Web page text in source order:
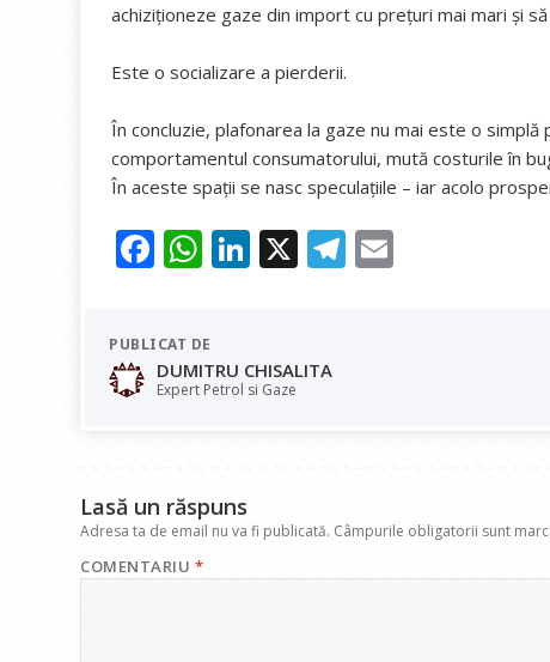
achiziționeze gaze din import cu prețuri mai mari și
Este o socializare a pierderii.
În concluzie, plafonarea la gaze nu mai este o
comportamentul consumatorului, mută costurile în
În aceste spații se nasc speculațiile – iar acolo
F
e
b
o
W
at
s
A
Li
e
dI
X T
PUBLICAT DE
DUMITRU CHISALITA
Expert Petrol si Gaze
Lasă un răspuns
Adresa ta de email nu va fi publicată. Câmpurile obligatorii sunt
COMENTARIU *